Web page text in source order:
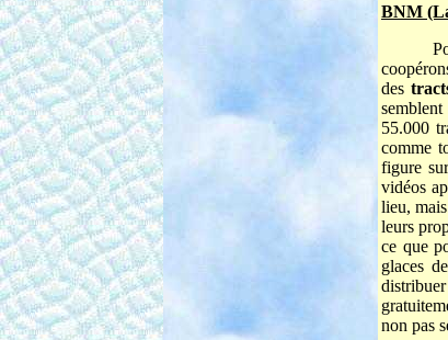
BNM
des
55.000
comme
figure
vidéos
lieu,
leurs
ce que
glaces
non pas